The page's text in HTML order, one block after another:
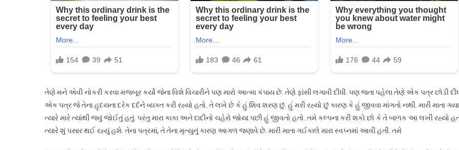
તેણે મને એવી નોકરી કરવા મજબૂર કર્યો જેના વિશે વિચારીને પણ મારો આત્મા કંપાય છે. તેણે ફાંસી લગાવી દીધી. પણ જતા પહેલા તેણે એક પત્ર છોડી
એક પત્ર જે તેના હૃદયના દરેક દર્દને વ્યક્ત કરી રહ્યો હતો. તે લખે છે કે હું શિવ શરણ છું. હું મરી રહ્યો છું કારણ કે હું જીવવા માંગતો નથી. મારી માતા ગયા
ત્યારે મારે ત્યાંથી જવું જોઈતું હતું. પરંતુ મારા કાકા અને દાદીનો ચહેરો જોયા પછી હું જીવતો હતો. તમે કલ્પના કરી શકો છો કે તે બાળક આ લખી રહ્યો
ત્યારે શું પસાર થઈ રહ્યું હશે. તેના પત્રમાં, તે તેના મૃત્યુનું કારણ આગળ જણાવે છે. મારી માતા ગઈકાલે મારા સ્વપ્નમાં આવી હતી. તમે